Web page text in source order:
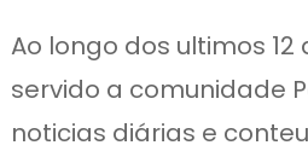
Ao longo dos ultimos
servido a comunidade
noticias diárias e